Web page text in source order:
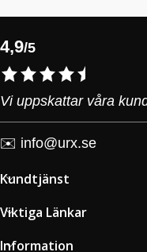
4,9/5
Vi uppskattar våra
✉️ info@urx.se
Kundtjänst
Viktiga Länkar
Information